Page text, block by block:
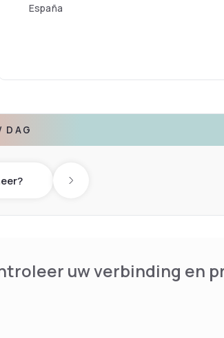
España
DAG
Next day
uw verbinding en